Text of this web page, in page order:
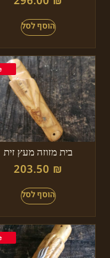
בית מזוזה מעץ זית
203.50 ₪